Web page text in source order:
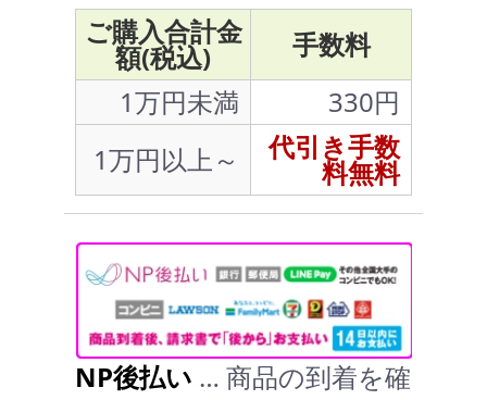
ご購入合計金
額(税込)
手数料
1万円未満
330円
1万円以上～
代引き手数
料無料
NP後払い … 商品の到着を確